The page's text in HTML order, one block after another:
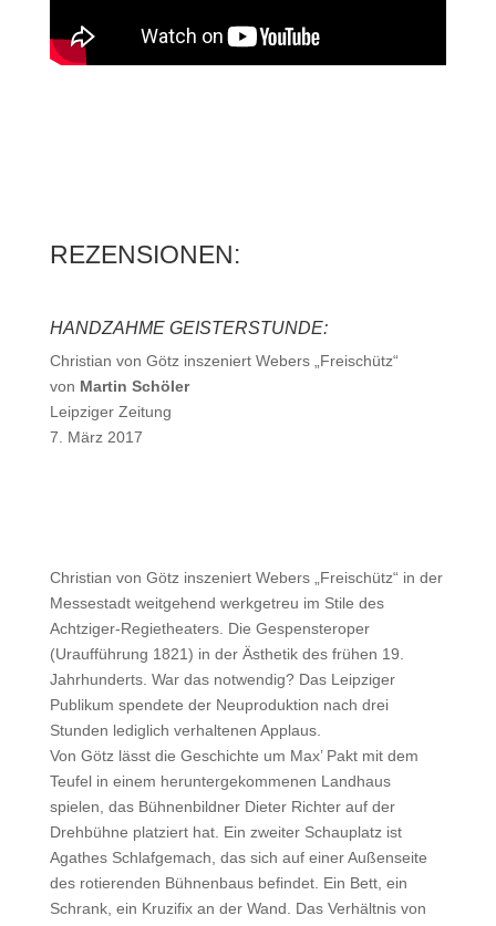
REZENSIONEN:
HANDZAHME GEISTERSTUNDE:
Christian von Götz inszeniert Webers „Freischütz“
von Martin Schöler
Leipziger Zeitung
7. März 2017
Christian von Götz inszeniert Webers „Freischütz“ in der
Messestadt weitgehend werkgetreu im Stile des
Achtziger-Regietheaters. Die Gespensteroper
(Uraufführung 1821) in der Ästhetik des frühen 19.
Jahrhunderts. War das notwendig? Das Leipziger
Publikum spendete der Neuproduktion nach drei
Stunden lediglich verhaltenen Applaus.
Von Götz lässt die Geschichte um Max’ Pakt mit dem
Teufel in einem heruntergekommenen Landhaus
spielen, das Bühnenbildner Dieter Richter auf der
Drehbühne platziert hat. Ein zweiter Schauplatz ist
Agathes Schlafgemach, das sich auf einer Außenseite
des rotierenden Bühnenbaus befindet. Ein Bett, ein
Schrank, ein Kruzifix an der Wand. Das Verhältnis von